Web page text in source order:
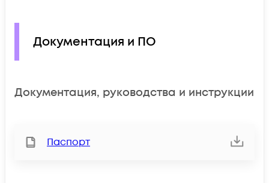
Документация и ПО
Документация, руководства и инструкции
Паспорт